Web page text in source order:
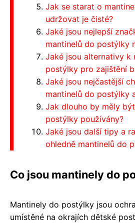
Jak se starat o
udržovat je čisté?
Jaké jsou nejlepší
mantinelů do postýlky
Jaké jsou alternativy k
postýlky pro zajištění
Jaké jsou nejčastější
mantinelů do postýlky
Jak dlouho by měly
postýlky používány?
Jaké jsou další tipy a
ohledně mantinelů do
Co jsou mantinely do
Mantinely do postýlky jsou
umístěné na okrajích dětské